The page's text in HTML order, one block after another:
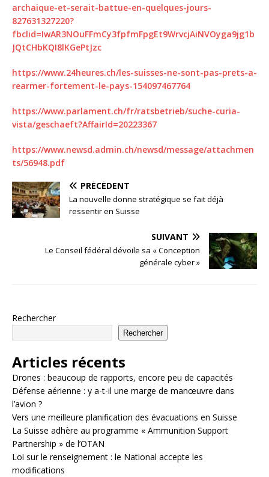
archaique-et-serait-battue-en-quelques-jours-
827631327220?
fbclid=IwAR3NOuFFmCy3fpfmFpgEt9WrvcjAiNVOyga9jg1b
JQtCHbKQI8lKGePtJzc
https://www.24heures.ch/les-suisses-ne-sont-pas-prets-a-
rearmer-fortement-le-pays-154097467764
https://www.parlament.ch/fr/ratsbetrieb/suche-curia-
vista/geschaeft?AffairId=20223367
https://www.newsd.admin.ch/newsd/message/attachmen
ts/56948.pdf
PRÉCÉDENT
La nouvelle donne stratégique se fait déjà
ressentir en Suisse
SUIVANT
Le Conseil fédéral dévoile sa « Conception
générale cyber »
Rechercher
Rechercher
Articles récents
Drones : beaucoup de rapports, encore peu de capacités
Défense aérienne : y a-t-il une marge de manœuvre dans
l’avion ?
Vers une meilleure planification des évacuations en Suisse
La Suisse adhère au programme « Ammunition Support
Partnership » de l’OTAN
Loi sur le renseignement : le National accepte les
modifications